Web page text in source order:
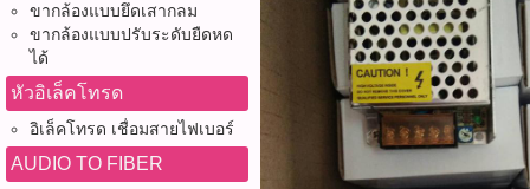
ขากล้องแบบยึดเสากลม
ขากล้องแบบปรับระดับยืดหด
ได้
หัวอิเล็คโทรด
อิเล็คโทรด เชื่อมสายไฟเบอร์
AUDIO TO FIBER